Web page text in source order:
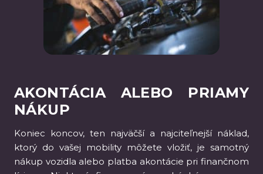
AKONTÁCIA ALEBO PRIAMY
NÁKUP
Koniec koncov, ten najväčší a najciteľnejší náklad,
ktorý do vašej mobility môžete vložiť, je samotný
nákup vozidla alebo platba akontácie pri finančnom